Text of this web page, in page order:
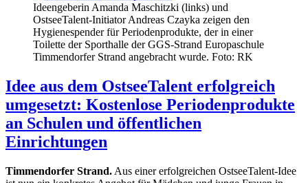
Ideengeberin Amanda Maschitzki (links) und
OstseeTalent-Initiator Andreas Czayka zeigen den
Hygienespender für Periodenprodukte, der in einer
Toilette der Sporthalle der GGS-Strand Europaschule
Timmendorfer Strand angebracht wurde. Foto: RK
Idee aus dem OstseeTalent erfolgreich
umgesetzt: Kostenlose Periodenprodukte
an Schulen und öffentlichen
Einrichtungen
Timmendorfer Strand. Aus einer erfolgreichen OstseeTalent-Idee